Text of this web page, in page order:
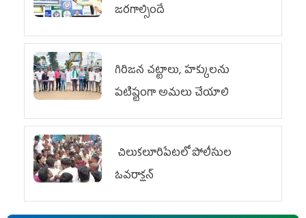
జరగాల్సిందే
గిరిజన చట్టాలు, హక్కులను
పటిష్టంగా అమలు చేయాలి
చిలుక‌లూరిపేట‌లో పోలీసుల
ఓవ‌రాక్ష‌న్‌